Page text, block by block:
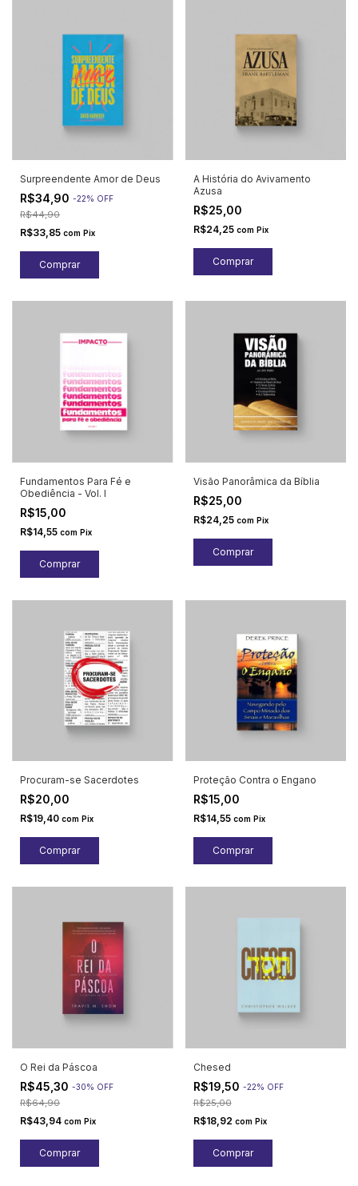
Surpreendente Amor de Deus
R$34,90 -22% OFF
R$44,90
R$33,85 com Pix
A História do Avivamento
Azusa
R$25,00
R$24,25 com Pix
Fundamentos Para Fé e
Obediência - Vol. I
R$15,00
R$14,55 com Pix
Visão Panorâmica da Bíblia
R$25,00
R$24,25 com Pix
Procuram-se Sacerdotes
R$20,00
R$19,40 com Pix
Proteção Contra o Engano
R$15,00
R$14,55 com Pix
O Rei da Páscoa
R$45,30 -30% OFF
R$64,90
R$43,94 com Pix
Chesed
R$19,50 -22% OFF
R$25,00
R$18,92 com Pix